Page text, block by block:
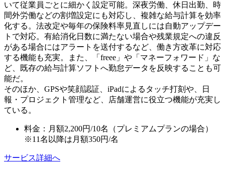
いて従業員ごとに細かく設定可能。深夜労働、休日出勤、時
間外労働などの割増設定にも対応し、複雑な給与計算を効率
化する。法改定や毎年の保険料率見直しには自動アップデー
トで対応。有給消化日数に満たない場合や残業規定への違反
がある場合にはアラートを送付するなど、働き方改革に対応
する機能も充実。また、「freee」や「マネーフォワード」な
ど、既存の給与計算ソフトへ勤怠データを反映することも可
能だ。
そのほか、GPSや笑顔認証、iPadによるタッチ打刻や、日
報・プロジェクト管理など、店舗運営に役立つ機能が充実し
ている。
料金：月額2,200円/10名（プレミアムプランの場合）
※11名以降は月額350円/名
サービス詳細へ